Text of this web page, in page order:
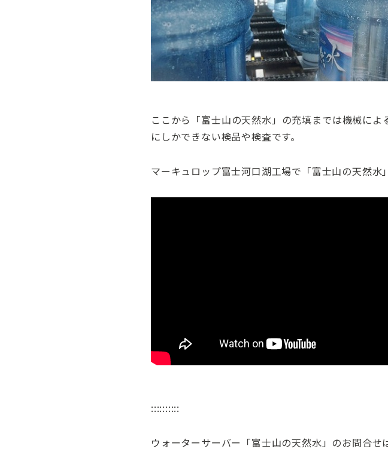
ここから「富士山の天然水」の充填までは機械に
にしかできない検品や検査です。
マーキュロップ富士河口湖工場で「富士山の天然水
::::::::::
ウォーターサーバー「富士山の天然水」のお問合せ